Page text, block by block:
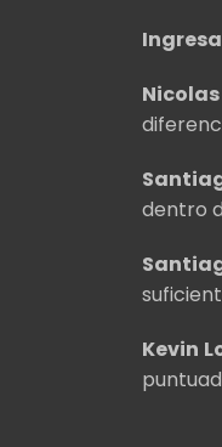
dentro
Kevin